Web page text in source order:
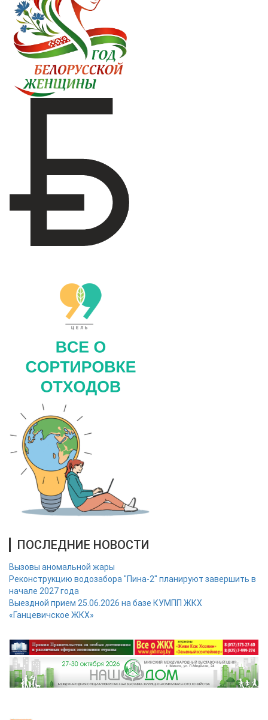
ПОСЛЕДНИЕ НОВОСТИ
Вызовы аномальной жары
Реконструкцию водозабора "Пина-2" планируют завершить в
начале 2027 года
Выездной прием 25.06.2026 на базе КУМПП ЖКХ
«Ганцевичское ЖКХ»